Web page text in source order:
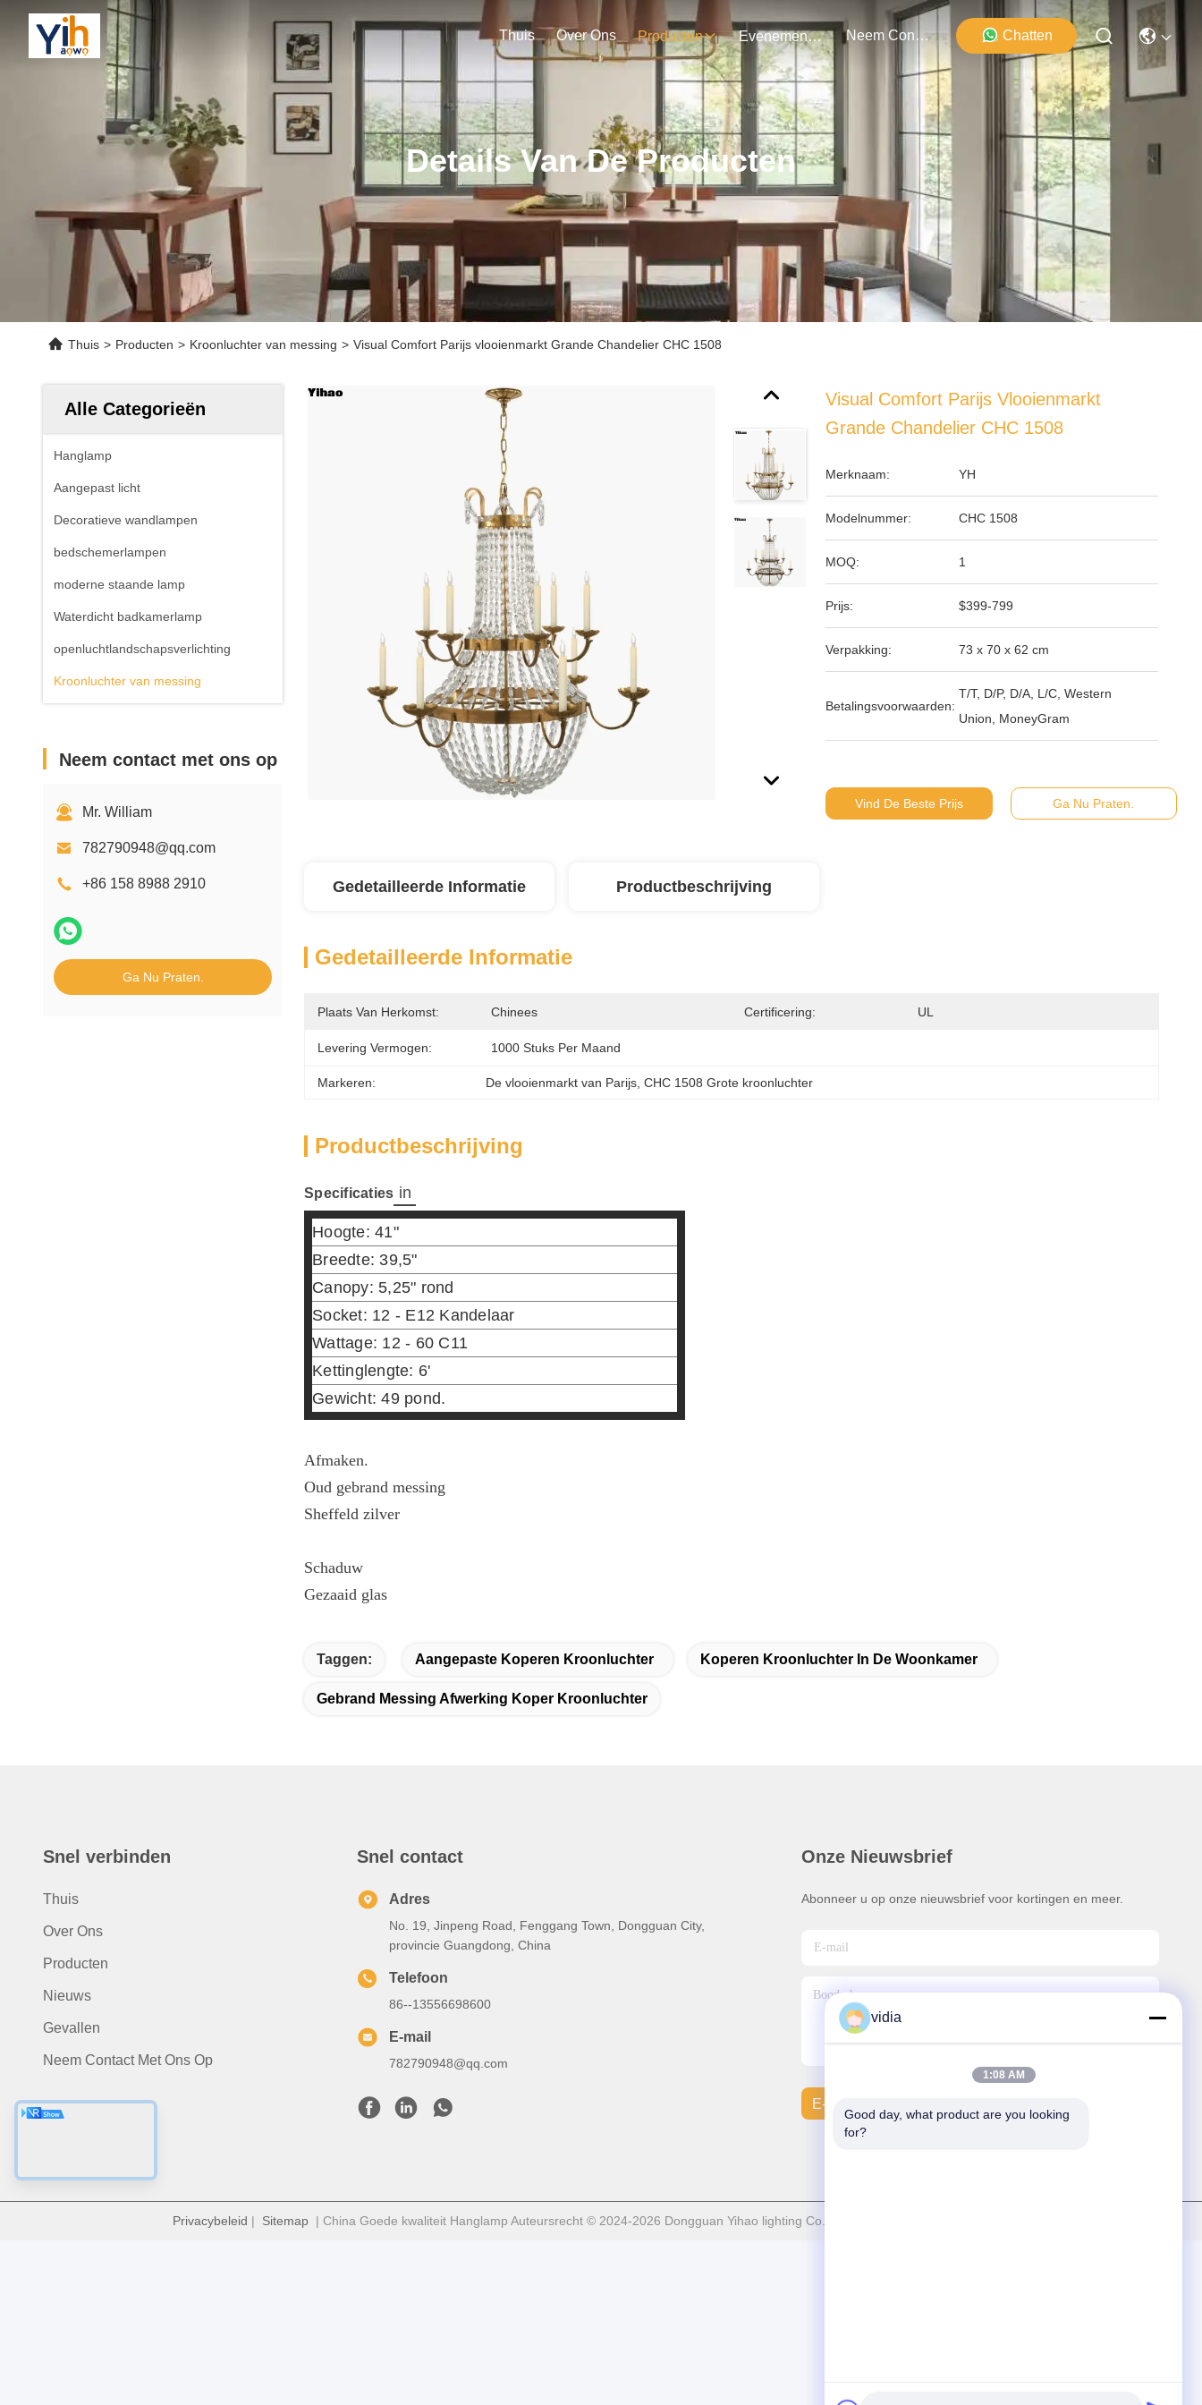
Thuis Over Ons Producten Evenementen Neem Contact Met Ons Op Chatten
Details Van De Producten
Thuis > Producten > Kroonluchter van messing > Visual Comfort Parijs vlooienmarkt Grande Chandelier CHC 1508
Alle Categorieën
Hanglamp
Aangepast licht
Decoratieve wandlampen
bedschemerlampen
moderne staande lamp
Waterdicht badkamerlamp
openluchtlandschapsverlichting
Kroonluchter van messing
Neem contact met ons op
Mr. William
782790948@qq.com
+86 158 8988 2910
Ga Nu Praten.
Visual Comfort Parijs Vlooienmarkt
Grande Chandelier CHC 1508
Merknaam: YH
Modelnummer: CHC 1508
MOQ: 1
Prijs: $399-799
Verpakking: 73 x 70 x 62 cm
Betalingsvoorwaarden:
T/T, D/P, D/A, L/C, Western
Union, MoneyGram
Vind De Beste Prijs Ga Nu Praten.
Gedetailleerde Informatie Productbeschrijving
Gedetailleerde Informatie
Plaats Van Herkomst: Chinees Certificering: UL
Levering Vermogen: 1000 Stuks Per Maand
Markeren: De vlooienmarkt van Parijs , CHC 1508 Grote kroonluchter
Productbeschrijving
Specificaties in
Hoogte: 41"
Breedte: 39,5"
Canopy: 5,25" rond
Socket: 12 - E12 Kandelaar
Wattage: 12 - 60 C11
Kettinglengte: 6'
Gewicht: 49 pond.
Afmaken.
Oud gebrand messing
Sheffeld zilver
Schaduw
Gezaaid glas
Taggen: Aangepaste Koperen Kroonluchter Koperen Kroonluchter In De Woonkamer
Gebrand Messing Afwerking Koper Kroonluchter
Snel verbinden
Thuis
Over Ons
Producten
Nieuws
Gevallen
Neem Contact Met Ons Op
Snel contact
Adres
No. 19, Jinpeng Road, Fenggang Town, Dongguan City,
provincie Guangdong, China
Telefoon
86--13556698600
E-mail
782790948@qq.com
Onze Nieuwsbrief
Abonneer u op onze nieuwsbrief voor kortingen en meer.
E-Mail Verzenden
Privacybeleid | Sitemap | China Goede kwaliteit Hanglamp Auteursrecht © 2024-2026 Dongguan Yihao lighting Co., LTD . Alle rechten voorbehoudena.
vidia
1:08 AM
Good day, what product are you looking
for?